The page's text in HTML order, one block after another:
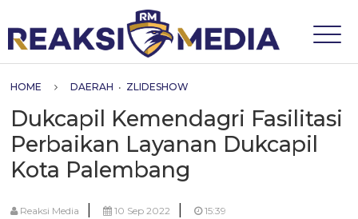
HOME DAERAH • ZLIDESHOW
Dukcapil Kemendagri Fasilitasi
Perbaikan Layanan Dukcapil
Kota Palembang
Reaksi Media | 10 Sep 2022 | 15:39